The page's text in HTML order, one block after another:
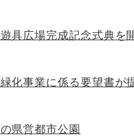
具広場完成記念式典を
化事業に係る要望書が
県営都市公園